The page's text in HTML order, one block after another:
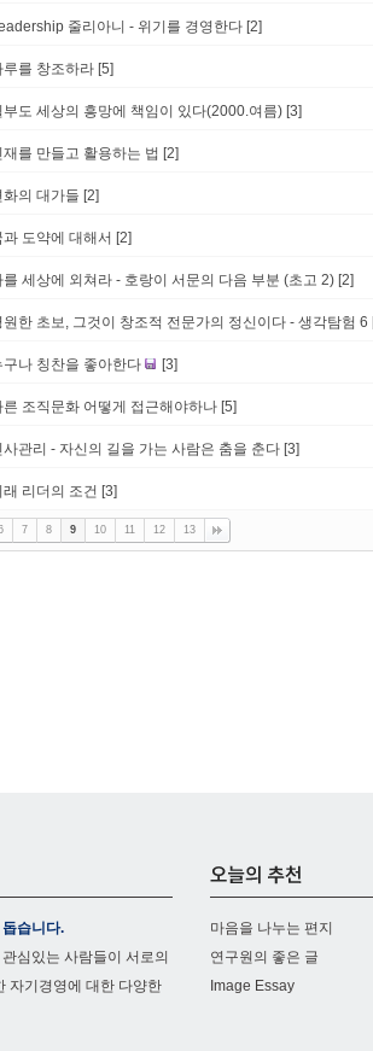
줄리아니 - 위기를 경영한다 [2]
루를 창조하라 [5]
부도 세상의 흥망에 책임이 있다(2000.여름) [3]
재를 만들고 활용하는 법 [2]
화의 대가들 [2]
과 도약에 대해서 [2]
를 세상에 외쳐라 - 호랑이 서문의 다음 부분 (초고 2) [2]
원한 초보, 그것이 창조적 전문가의 정신이다 - 생각탐험 6
구나 칭찬을 좋아한다 [3]
른 조직문화 어떻게 접근해야하나 [5]
사관리 - 자신의 길을 가는 사람은 춤을 춘다 [3]
래 리더의 조건 [3]
7 8 9 10 11 12 13
습니다.
심있는 사람들이 서로의
자기경영에 대한 다양한
마음을 나누는 편지
연구원의 좋은 글
Image Essay